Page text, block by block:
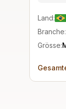
Land:
Branche:
Grösse: